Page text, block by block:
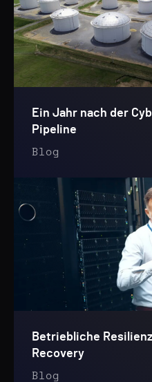
Ein Jahr nach der
Pipeline
Blog
Betriebliche
Recovery
Blog